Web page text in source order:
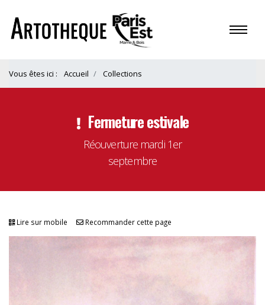
Vous êtes ici : Accueil Collections
Fermeture estivale
Réouverture mardi 1er
septembre
Lire sur mobile Recommander cette page